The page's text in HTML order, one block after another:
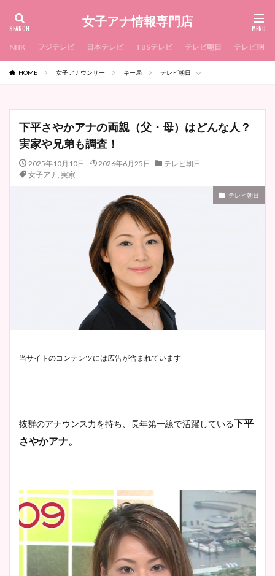
女子アナ情報専門店
NHK フジテレビ 日本テレビ TBSテレビ テレビ朝日 テレビ東京
HOME 女子アナウンサー キー局 テレビ朝日
下平さやかアナの両親（父・母）はどんな人？
実家や兄弟も調査！
2025年10月10日 2026年6月25日
テレビ朝日
女子アナ, 実家
テレビ朝日
当サイトのコンテンツには広告が含まれています
抜群のアナウンス力を持ち、長年第一線で活躍している下平
さやかアナ。